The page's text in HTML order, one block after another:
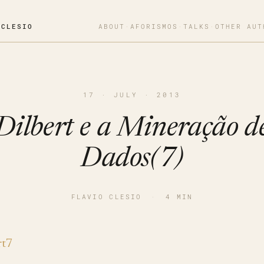
ABOUT ·AFORISMOS · TALKS · OTHER
17 · JULY · 2013
e a Mineração
Dados(7)
FLAVIO CLESIO · 4 MIN